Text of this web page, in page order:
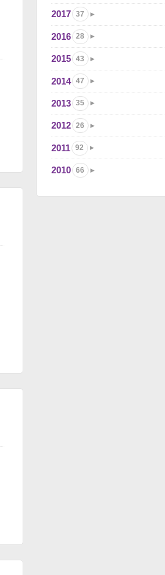
2017 37
2016 28
2015 43
2014 47
2013 35
2012 26
2011 92
2010 66